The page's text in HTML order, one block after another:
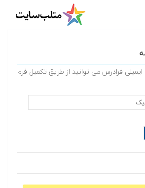
فرادرس می توانید از طریق تکمیل فرم